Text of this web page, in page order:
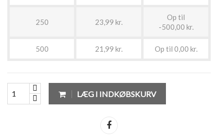
250 23,99 kr.
Op til
-500,00 kr.
500 21,99 kr. Op til 0,00 kr.
LÆG I INDKØBSKURV